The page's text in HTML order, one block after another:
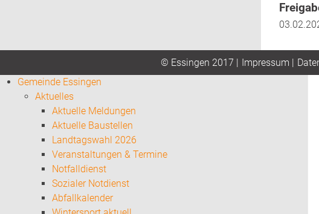
© Essingen 2017 | Impressum |
Gemeinde Essingen
Aktuelles
Aktuelle Meldungen
Aktuelle Baustellen
Landtagswahl 2026
Veranstaltungen & Termine
Notfalldienst
Sozialer Notdienst
Abfallkalender